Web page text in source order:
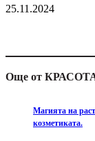
25.11.2024
Още от
Магията на
козметиката.